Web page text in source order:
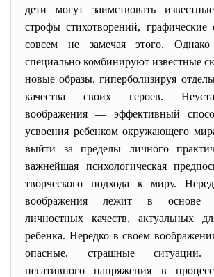
дети могут заимствовать
строфы стихотворений, графические
совсем не замечая этого.
специально комбинируют известные
новые образы, гиперболизируя
качества своих героев.
воображения — эффективный
усвоения ребенком окружающего
выйти за пределы личного
важнейшая психологическая
творческого подхода к миру.
воображения лежит в основе
личностных качеств, актуальных
ребенка. Нередко в своем
опасные, страшные ситуации.
негативного напряжения в